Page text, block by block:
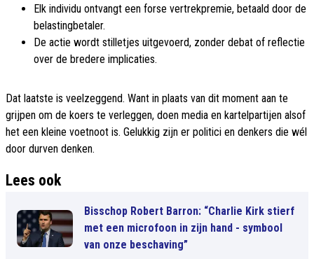
Elk individu ontvangt een forse vertrekpremie, betaald door de
belastingbetaler.
De actie wordt stilletjes uitgevoerd, zonder debat of reflectie
over de bredere implicaties.
Dat laatste is veelzeggend. Want in plaats van dit moment aan te
grijpen om de koers te verleggen, doen media en kartelpartijen alsof
het een kleine voetnoot is. Gelukkig zijn er politici en denkers die wél
door durven denken.
Lees ook
Bisschop Robert Barron: “Charlie Kirk stierf
met een microfoon in zijn hand - symbool
van onze beschaving”